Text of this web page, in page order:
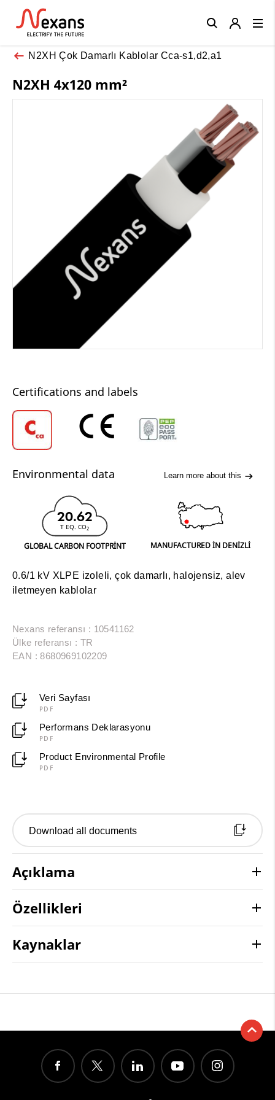
N2XH Çok Damarlı Kablolar Cca-s1,d2,a1
N2XH 4x120 mm²
Certifications and labels
Environmental data Learn more about this
20.62
T EQ. CO2
GLOBAL CARBON FOOTPRINT MANUFACTURED IN DENIZLI
0.6/1 kV XLPE izoleli, çok damarlı, halojensiz, alev
iletmeyen kablolar
Nexans referansı : 10541162
Ülke referansı : TR
EAN : 8680969102209
Veri Sayfası
PDF
Performans Deklarasyonu
PDF
Product Environmental Profile
PDF
Download all documents
Açıklama
Özellikleri
Kaynaklar
Close